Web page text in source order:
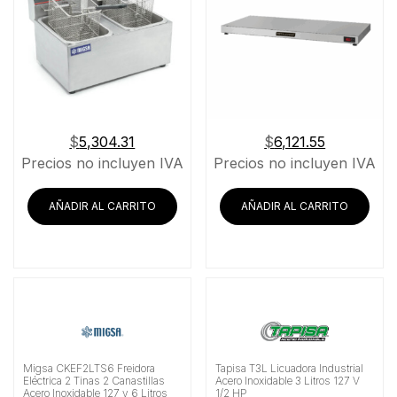
$5,304.31
Precios no incluyen IVA
AÑADIR AL CARRITO
$6,121.55
Precios no incluyen IVA
AÑADIR AL CARRITO
Migsa CKEF2LTS6 Freidora
Eléctrica 2 Tinas 2 Canastillas
Acero Inoxidable 127 v 6 Litros
Tapisa T3L Licuadora Industrial
Acero Inoxidable 3 Litros 127 V
1/2 HP